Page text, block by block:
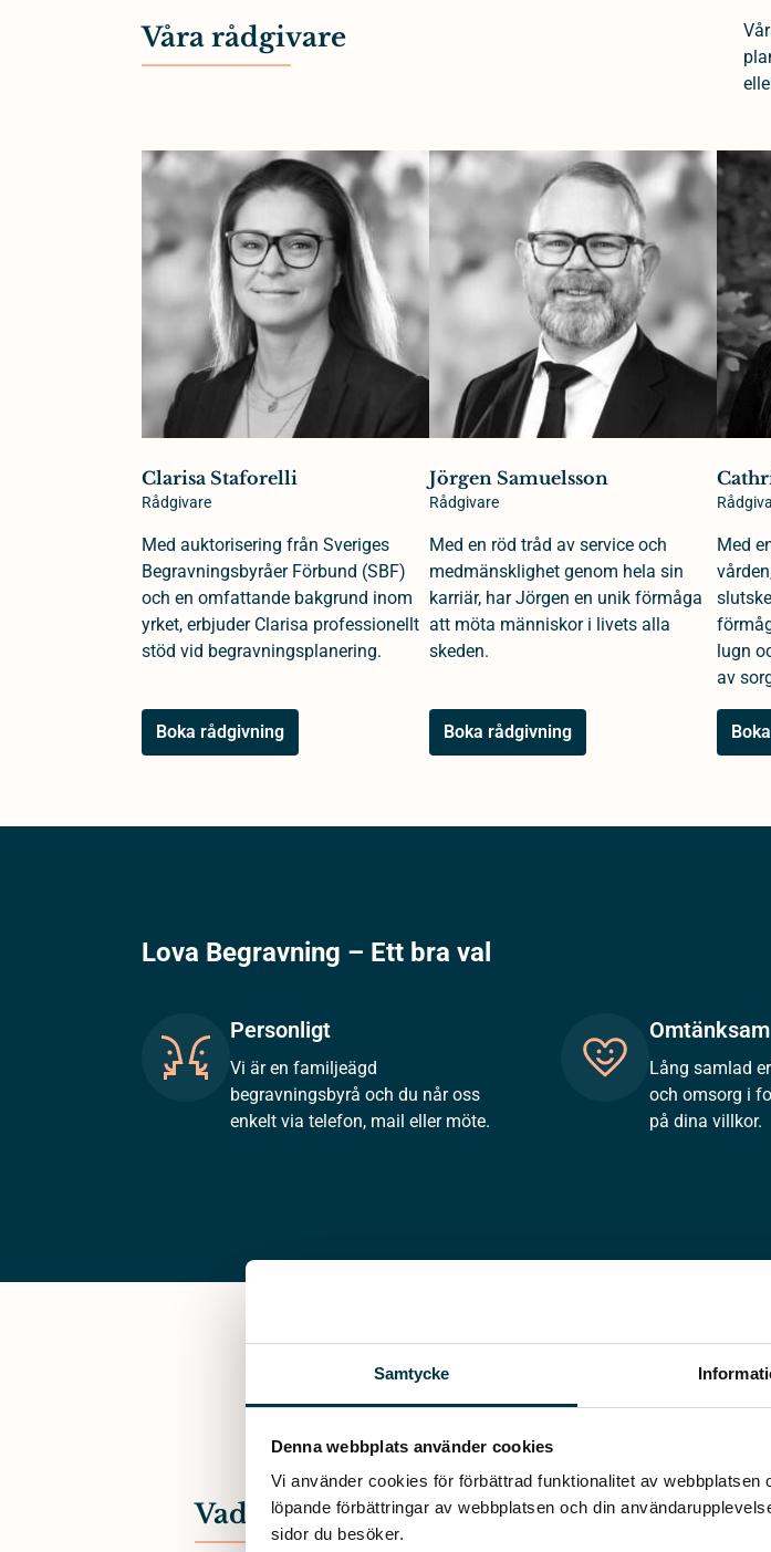
Samtycke
Denna webbplats använder cookies
Vi använder cookies för förbättrad funktionalitet av
löpande förbättringar av webbplatsen och din
sidor du besöker.
Våra rådgivare
Clarisa Staforelli
Rådgivare
Med auktorisering från Sveriges
Begravningsbyråer Förbund (SBF)
och en omfattande bakgrund inom
yrket, erbjuder Clarisa professionellt
stöd vid begravningsplanering.
Boka rådgivning
Jörgen Samuelsson
Rådgivare
Med en röd tråd av service och
medmänsklighet genom hela sin
karriär, har Jörgen en unik förmåga
att möta människor i livets alla
skeden.
Boka rådgivning
Med
lugn
av
Lova Begravning – Ett bra val
Personligt
Vi är en familjeägd
begravningsbyrå och du når oss
enkelt via telefon, mail eller möte.
Omtänksam
Lång samlad
och omsorg i
på dina villkor.
Vad vi lovar anhöriga